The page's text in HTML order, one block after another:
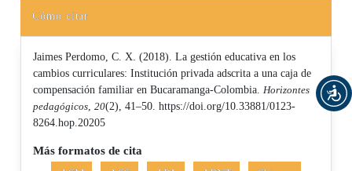
Cómo citar
Jaimes Perdomo, C. X. (2018). La gestión educativa en los
cambios curriculares: Institución privada adscrita a una caja de
compensación familiar en Bucaramanga-Colombia. Horizontes
pedagógicos ,20(2), 41–50. https://doi.org/10.33881/0123-
8264.hop.20205
Más formatos de cita